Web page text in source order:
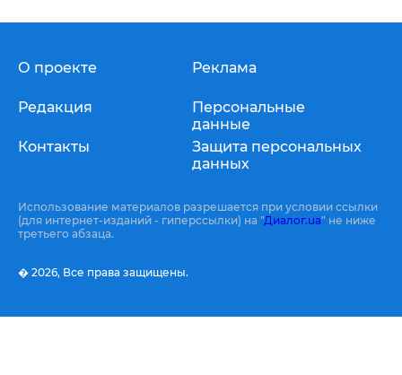
О проекте
Редакция
Контакты
Реклама
Персональные
данные
Защита персональных
данных
Использование материалов разрешается при условии ссылки
(для интернет-изданий - гиперссылки) на "Диалог.ua" не ниже
третьего абзаца.
� 2026, Все права защищены.